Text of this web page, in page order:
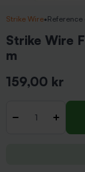
Strike Wire•
Strike Wire
m
159,00 kr
- +